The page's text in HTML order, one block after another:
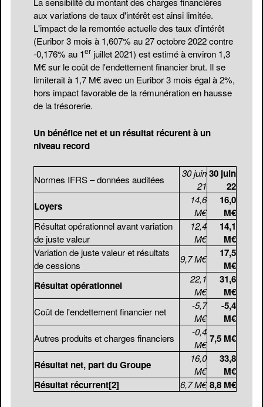
aux variations de taux d'intérêt est ainsi limitée.
L'impact de la remontée actuelle des taux d'intérêt
(Euribor 3 mois à 1,607% au 27 octobre 2022 contre
-0,176% au 1er juillet 2021) est estimé à environ 1,3
M€ sur le coût de l'endettement financier brut. Il se
limiterait à 1,7 M€ avec un Euribor 3 mois égal à 2%,
hors impact favorable de la rémunération en hausse
de la trésorerie.
Un bénéfice net et un résultat récurent à un
niveau record
Normes IFRS – données auditées
30 juin
21
30 juin
22
Loyers
14,6
M€
16,0
M€
Résultat opérationnel avant variation
de juste valeur
12,4
M€
14,1
M€
Variation de juste valeur et résultats
de cessions
9,7 M€
17,5
M€
Résultat opérationnel
22,1
M€
31,6
M€
Coût de l'endettement financier net
-5,7
M€
-5,4
M€
Autres produits et charges financiers
-0,4
M€ 7,5 M€
Résultat net, part du Groupe
16,0
M€
33,8
M€
Résultat récurrent[2] 6,7 M€ 8,8 M€